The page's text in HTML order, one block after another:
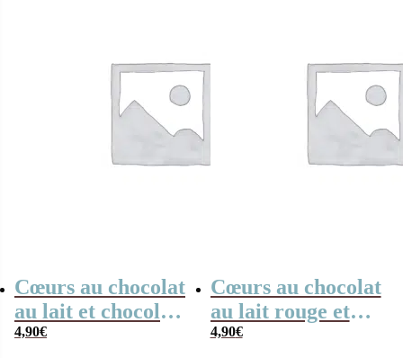
Cœurs au chocolat
au lait et chocolat
noir praliné x 8
4,90€
Cœurs au chocolat
au lait rouge et
blanc x4 “Merci
4,90€